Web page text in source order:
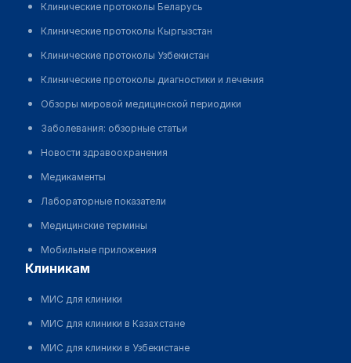
Клинические протоколы Беларусь
Клинические протоколы Кыргызстан
Клинические протоколы Узбекистан
Клинические протоколы диагностики и лечения
Обзоры мировой медицинской периодики
Заболевания: обзорные статьи
Новости здравоохранения
Медикаменты
Лабораторные показатели
Медицинские термины
Мобильные приложения
клиникам
МИС для клиники
МИС для клиники в Казахстане
МИС для клиники в Узбекистане